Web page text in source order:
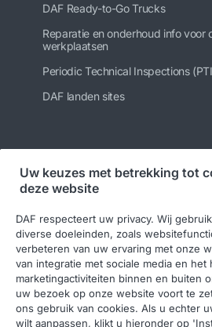
DAF Ready-to-Go Trucks
Reparatie en onderhoud info voor
werkplaatsen
Periodic Technical Inspections
DAF landen sites
Volg ons
© 2026 DAF Legal notice
Uw keuzes met betrekking tot
deze website
DAF respecteert uw privacy. Wij
diverse doeleinden, zoals
verbeteren van uw ervaring met onze
van integratie met sociale media en het
marketingactiviteiten binnen en buiten
uw bezoek op onze website voort te
ons gebruik van cookies. Als u echter
wilt aanpassen, klikt u hieronder op